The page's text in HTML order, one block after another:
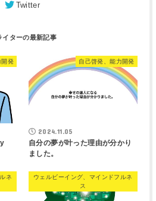
Twitter
開発 自己啓発、能力開発
2024.11.05
自分の夢が叶った理由が分かり
ました。
ネ
ウェルビーイング、マインドフルネ
ス